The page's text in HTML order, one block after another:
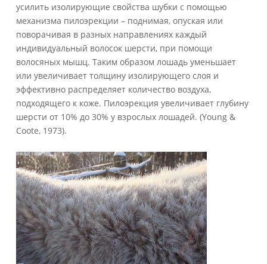
усилить изолирующие свойства шубки с помощью
механизма пилоэрекции – поднимая, опуская или
поворачивая в разных направлениях каждый
индивидуальный волосок шерсти, при помощи
волосяных мышц. Таким образом лошадь уменьшает
или увеличивает толщину изолирующего слоя и
эффективно распределяет количество воздуха,
подходящего к коже. Пилоэрекция увеличивает глубину
шерсти от 10% до 30% у взрослых лошадей. (Young &
Coote, 1973).